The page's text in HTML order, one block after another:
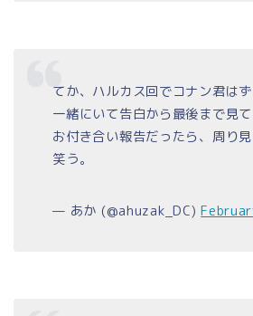
てか、ハルカス回でコナン君は
一緒にいて告白から最後まで見
お付き合い報告だったら、周り
笑う。
— あか (@ahuzak_DC)